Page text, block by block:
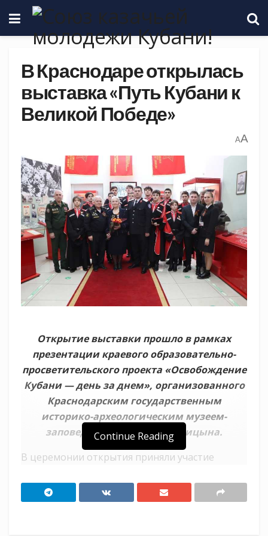
В Краснодаре открылась
выставка «Путь Кубани к
Великой Победе»
AA
Открытие выставки прошло в рамках
презентации краевого образовательно-
просветительского проекта «Освобождение
Кубани — день за днем», организованного
Краснодарским государственным
историко-археологическим музеем-
заповедником им. Е.Д. Фелицына.
В церемонии открытия приняли участие
организаций, казачества, педагоги и учащиеся
общеобразовательных учреждений города
Continue Reading